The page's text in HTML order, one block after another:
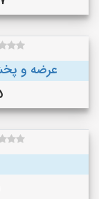
عرضه و